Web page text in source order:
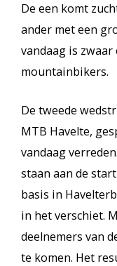
De een komt
ander met een
vandaag is zwaar
mountainbikers.
De tweede
MTB Havelte,
vandaag
staan aan de
basis in
in het verschiet.
deelnemers van
te komen. Het